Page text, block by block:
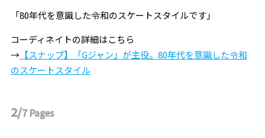
「80年代を意識した令和のスケートスタイルです」
コーディネイトの詳細はこちら
→【スナップ】「Gジャン」が主役。80年代を意識した令和
のスケートスタイル
2/7Pages